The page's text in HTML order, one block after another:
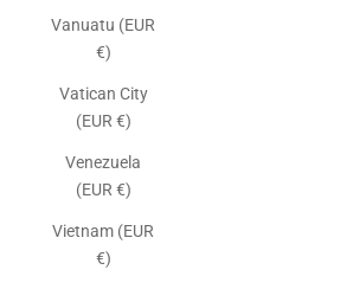
Vanuatu (EUR
€)
Vatican City
(EUR €)
Venezuela
(EUR €)
Vietnam (EUR
€)